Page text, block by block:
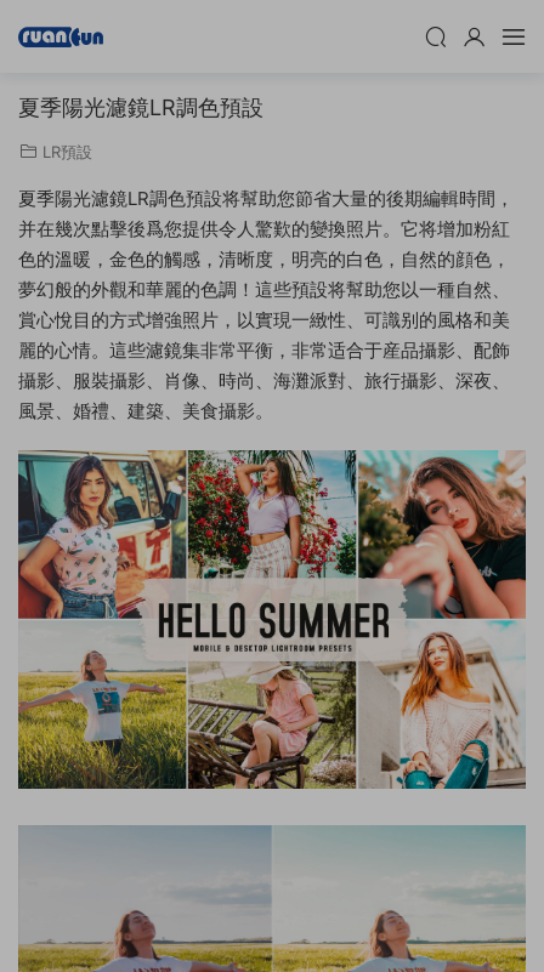
夏季陽光濾鏡LR調色預設
LR預設
夏季陽光濾鏡LR調色預設将幫助您節省大量的後期編輯時間，
并在幾次點擊後爲您提供令人驚歎的變換照片。它将增加粉紅
色的溫暖，金色的觸感，清晰度，明亮的白色，自然的顔色，
夢幻般的外觀和華麗的色調！這些預設将幫助您以一種自然、
賞心悅目的方式增強照片，以實現一緻性、可識别的風格和美
麗的心情。這些濾鏡集非常平衡，非常适合于産品攝影、配飾
攝影、服裝攝影、肖像、時尚、海灘派對、旅行攝影、深夜、
風景、婚禮、建築、美食攝影。